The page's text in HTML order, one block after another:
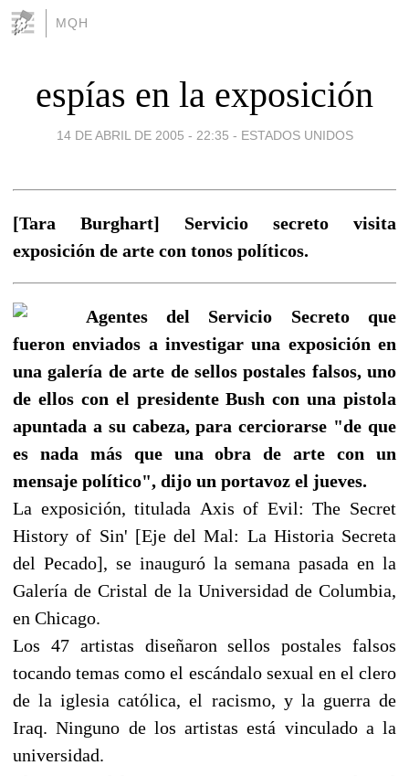
MQH
espías en la exposición
14 DE ABRIL DE 2005 - 22:35 - ESTADOS UNIDOS
[Tara Burghart] Servicio secreto visita
exposición de arte con tonos políticos.
Agentes del Servicio Secreto que
fueron enviados a investigar una exposición en
una galería de arte de sellos postales falsos, uno
de ellos con el presidente Bush con una pistola
apuntada a su cabeza, para cerciorarse "de que
es nada más que una obra de arte con un
mensaje político", dijo un portavoz el jueves.
La exposición, titulada Axis of Evil: The Secret
History of Sin' [Eje del Mal: La Historia Secreta
del Pecado], se inauguró la semana pasada en la
Galería de Cristal de la Universidad de Columbia,
en Chicago.
Los 47 artistas diseñaron sellos postales falsos
tocando temas como el escándalo sexual en el clero
de la iglesia católica, el racismo, y la guerra de
Iraq. Ninguno de los artistas está vinculado a la
universidad.